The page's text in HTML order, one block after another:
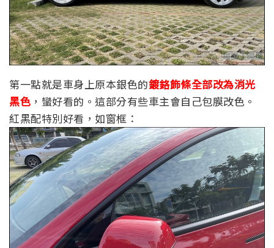
第一點就是車身上原本銀色的鍍鉻飾條全部改為消光
黑色 ，蠻好看的。這部分有些車主會自己包膜改色。
紅黑配特別好看，如窗框：